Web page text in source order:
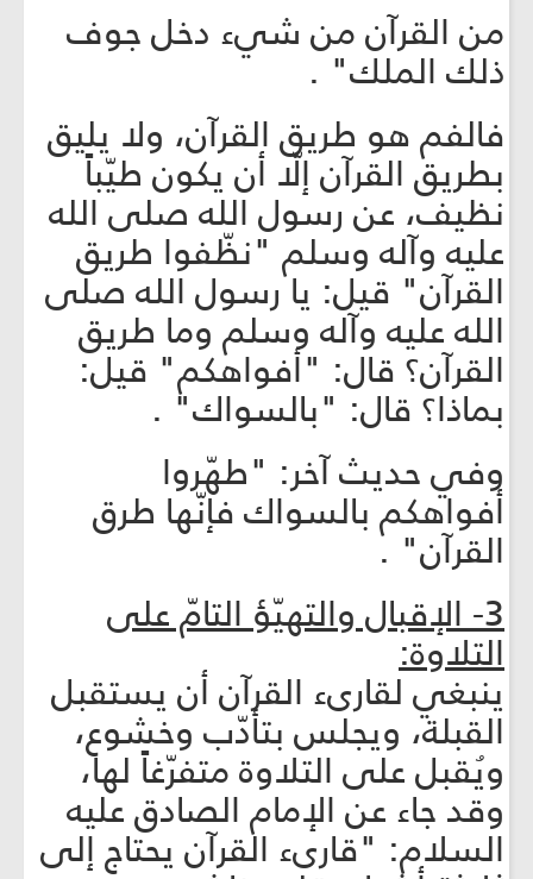
من القرآن من شي‏ء دخل جوف
ذلك الملك" .
فالفم هو طريق القرآن، ولا يليق
بطريق القرآن إلّا أن يكون طيّباً
نظيف، عن رسول الله صلى الله
عليه وآله وسلم "نظّفوا طريق
القرآن" قيل: يا رسول الله صلى
الله عليه وآله وسلم وما طريق
القرآن؟ قال: "أفواهكم" قيل:
بماذا؟ قال: "بالسواك" .
وفي حديث آخر: "طهّروا
أفواهكم بالسواك فإنّها طرق
القرآن" .
3- الإقبال والتهيّؤ التامّ على
التلاوة:
ينبغي لقارى‏ء القرآن أن يستقبل
القبلة، ويجلس بتأدّب وخشوع،
ويُقبل على التلاوة متفرّغاً لها،
وقد جاء عن الإمام الصادق عليه
السلام: "قارى‏ء القرآن يحتاج إلى